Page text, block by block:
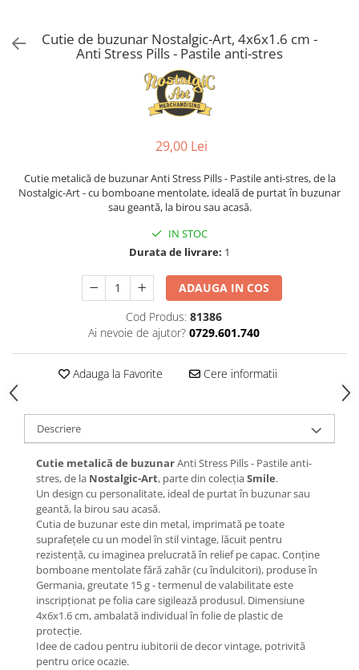
Cutie de buzunar Nostalgic-Art, 4x6x1.6 cm -
Anti Stress Pills - Pastile anti-stres
29,00 Lei
Cutie metalică de buzunar Anti Stress Pills - Pastile anti-stres, de la
Nostalgic-Art - cu bomboane mentolate, ideală de purtat în buzunar
sau geantă, la birou sau acasă.
IN STOC
Durata de livrare: 1
ADAUGA IN COS
Cod Produs: 81386
Ai nevoie de ajutor? 0729.601.740
Adauga la Favorite Cere informatii
Descriere
Cutie metalică de buzunarAnti Stress Pills - Pastile anti-
stres, de la Nostalgic-Art, parte din colecțiaSmile.
Un design cu personalitate, ideal de purtat în buzunar sau
geantă, la birou sau acasă.
Cutia de buzunar este din metal, imprimată pe toate
suprafețele cu un model în stil vintage, lăcuit pentru
rezistență, cu imaginea prelucrată în relief pe capac. Conține
bomboane mentolate fără zahăr (cu îndulcitori), produse în
Germania, greutate 15 g - termenul de valabilitate este
inscripționat pe folia care sigilează produsul. Dimensiune
4x6x1.6 cm, ambalată individual în folie de plastic de
protecție.
Idee de cadou pentru iubitorii de decor vintage, potrivită
pentru orice ocazie.